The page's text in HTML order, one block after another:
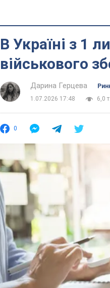
В Україні з 1
військового
Дарина Герцева
1.07.2026 17:48
6,0 т.
0